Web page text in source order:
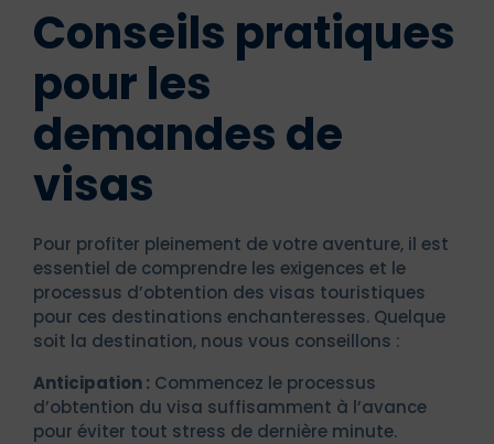
Conseils pratiques
pour les
demandes de
visas
Pour profiter pleinement de votre aventure, il est
essentiel de comprendre les exigences et le
processus d’obtention des visas touristiques
pour ces destinations enchanteresses. Quelque
soit la destination, nous vous conseillons :
Anticipation : Commencez le processus
d’obtention du visa suffisamment à l’avance
pour éviter tout stress de dernière minute.